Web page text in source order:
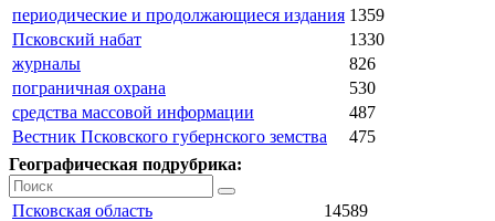
периодические и продолжающиеся издания 1359
Псковский набат
1330
журналы
826
пограничная охрана
530
средства массовой информации
487
Вестник Псковского губернского земства
475
Географическая подрубрика:
Псковская область
14589